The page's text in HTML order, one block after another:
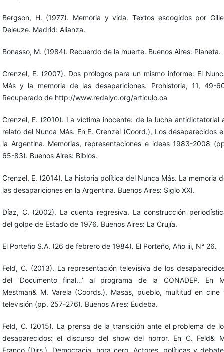
Bergson, H. (1977). Memoria y vida. Textos escogidos por
Deleuze. Madrid: Alianza.
Bonasso, M. (1984). Recuerdo de la muerte. Buenos Aires: Planeta.
Crenzel, E. (2007). Dos prólogos para un mismo informe: El
Más y la memoria de las desapariciones. Prohistoria, 11, 49-
Recuperado de http://www.redalyc.org/articulo.oa
Crenzel, E. (2010). La víctima inocente: de la lucha antidictatorial
relato del Nunca Más. En E. Crenzel (Coord.), Los desaparecidos
la Argentina. Memorias, representaciones e ideas 1983-2008
65-83). Buenos Aires: Biblos.
Crenzel, E. (2014). La historia política del Nunca Más. La memoria
las desapariciones en la Argentina. Buenos Aires: Siglo XXI.
Díaz, C. (2002). La cuenta regresiva. La construcción
del golpe de Estado de 1976. Buenos Aires: La Crujía.
El Porteño S.A. (26 de febrero de 1984). El Porteño, Año iii, N° 26.
Feld, C. (2013). La representación televisiva de los
del ‘Documento final…’ al programa de la CONADEP. En
Mestman& M. Varela (Coords.), Masas, pueblo, multitud en cine
televisión (pp. 257-276). Buenos Aires: Eudeba.
Feld, C. (2015). La prensa de la transición ante el problema de
desaparecidos: el discurso del show del horror. En C. Feld&
Franco (Dirs.), Democracia, hora cero. Actores, políticas y